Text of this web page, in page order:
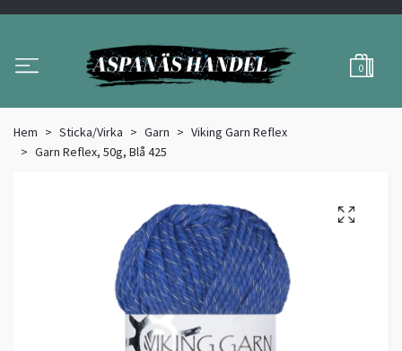
0
Hem Sticka/Virka Garn
Viking Garn Reflex
Garn Reflex, 50g, Blå 425